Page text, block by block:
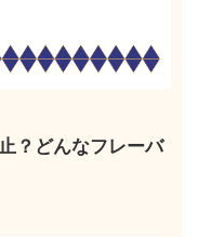
？どんなフレーバ